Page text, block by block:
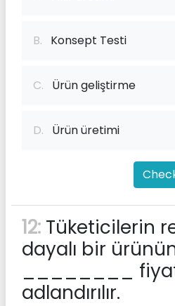
B. Konsept Testi
C. Ürün geliştirme
D. Ürün üretimi
12: Tüketicilerin
dayalı bir
________
adlandırılır.